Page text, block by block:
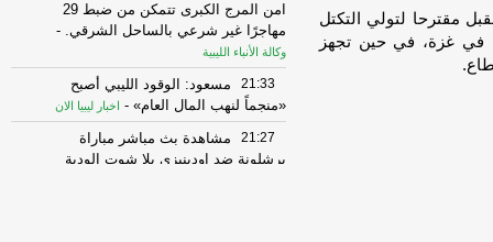
مقترحا لتولي التكتل
في غزة، في حين تجهز
امن المرج الكبرى تتمكن من ضبط 29
مهاجرًا غير شرعي بالساحل الشرقي. -
وكالة الأنباء الليبية
21:33
مسعود: الوقود الليبي أصبح
«منجماً لنهب المال العام» - اخبار ليبيا الان
21:27
مشاهدة بث مباشر مباراة
برشلونة ضد اودينيزي يلا شوت الودية